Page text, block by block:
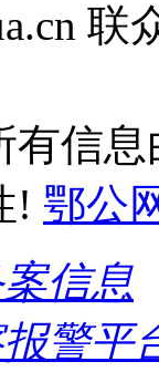
有信
! 鄂公
信息
警平